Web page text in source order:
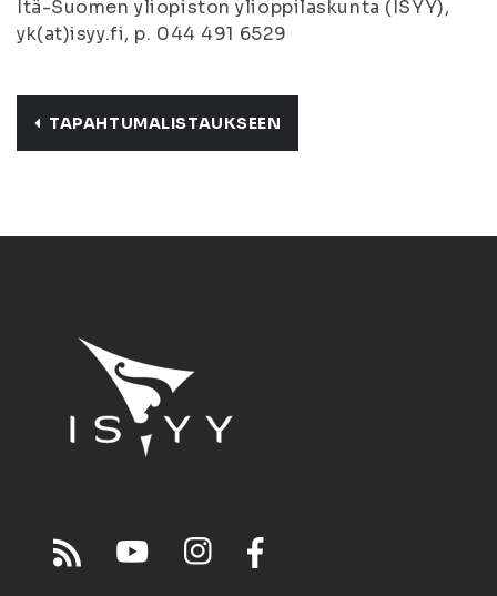
Itä-Suomen yliopiston ylioppilaskunta (ISYY),
yk(at)isyy.fi, p. 044 491 6529
TAPAHTUMALISTAUKSEEN